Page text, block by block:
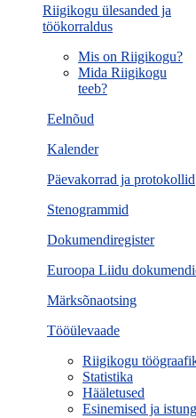
Eelnõud
Kalender
Päevakorrad ja protokollid
Stenogrammid
Dokumendiregister
Euroopa Liidu
Märksõnaotsing
Tööülevaade
Riigikogu
Statistika
Hääletused
Esinemised ja
Riigikogu ülesanded ja
töökorraldus
Mis on Riigikogu?
Mida Riigikogu
teeb?